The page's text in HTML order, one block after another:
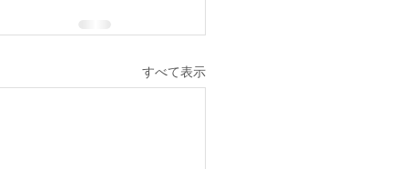
すべて表示